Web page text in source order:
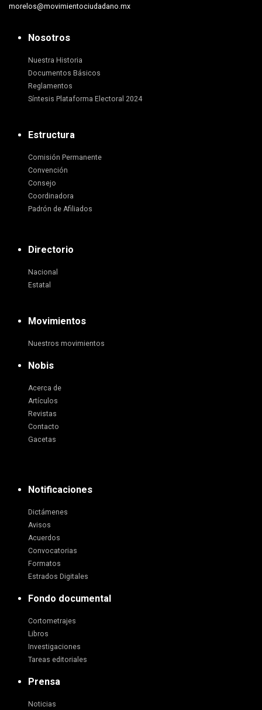
morelos@movimientociudadano.mx
Nosotros
Nuestra Historia
Documentos Básicos
Reglamentos
Síntesis Plataforma Electoral 2024
Estructura
Comisión Permanente
Convención
Consejo
Coordinadora
Padrón de Afiliados
Directorio
Nacional
Estatal
Movimientos
Nuestros movimientos
Nobis
Acerca de
Artículos
Revistas
Contacto
Gacetas
Notificaciones
Dictámenes
Avisos
Acuerdos
Convocatorias
Formatos
Estrados Digitales
Fondo documental
Cortometrajes
Libros
Investigaciones
Tareas editoriales
Prensa
Noticias